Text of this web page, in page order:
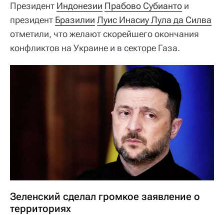
Президент Индонезии Прабово Субианто и
президент Бразилии Луис Инасиу Лула да Силва
отметили, что желают скорейшего окончания
конфликтов на Украине и в секторе Газа.
Зеленский сделал громкое заявление о
территориях